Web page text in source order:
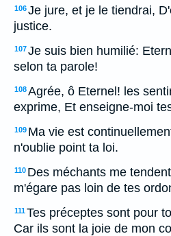
106Je jure, et je le tiendrai,
justice.
107Je suis bien humilié:
selon ta parole!
108Agrée, ô Eternel! les
exprime, Et enseigne-moi
109 Ma vie est
n'oublie point ta loi.
110 Des méchants me
m'égare pas loin de tes
111Tes préceptes sont pour
Car ils sont la joie de mon